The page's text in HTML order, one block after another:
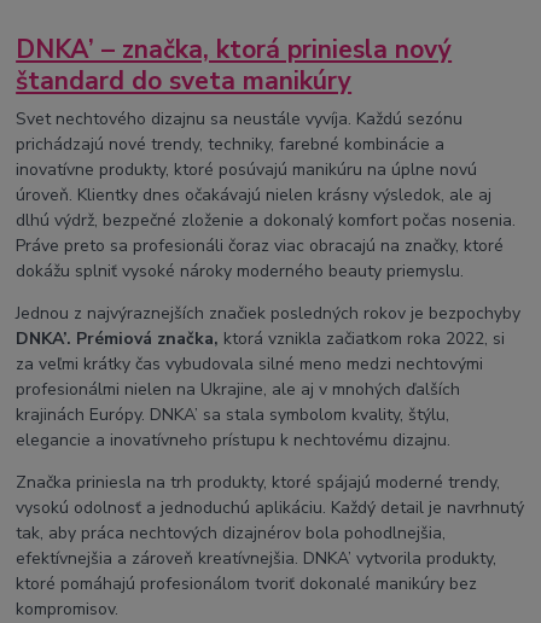
pleseň na nohách
pleseň na nechtoch
na plesnivé nechty
na mykózu
ako sa zbaviť plesne mykóza na nechtoch
demykomed
klotrimazol
clotrimazol plesnive nohy
ako odstranit plesen
ako odstranim plesen z nechtov
DNKA’ – značka, ktorá priniesla nový
štandard do sveta manikúry
Svet nechtového dizajnu sa neustále vyvíja. Každú sezónu
prichádzajú nové trendy, techniky, farebné kombinácie a
inovatívne produkty, ktoré posúvajú manikúru na úplne novú
úroveň. Klientky dnes očakávajú nielen krásny výsledok, ale aj
dlhú výdrž, bezpečné zloženie a dokonalý komfort počas nosenia.
Práve preto sa profesionáli čoraz viac obracajú na značky, ktoré
dokážu splniť vysoké nároky moderného beauty priemyslu.
Jednou z najvýraznejších značiek posledných rokov je bezpochyby
DNKA’. Prémiová značka, ktorá vznikla začiatkom roka 2022, si
za veľmi krátky čas vybudovala silné meno medzi nechtovými
profesionálmi nielen na Ukrajine, ale aj v mnohých ďalších
krajinách Európy. DNKA’ sa stala symbolom kvality, štýlu,
elegancie a inovatívneho prístupu k nechtovému dizajnu.
Značka priniesla na trh produkty, ktoré spájajú moderné trendy,
vysokú odolnosť a jednoduchú aplikáciu. Každý detail je navrhnutý
tak, aby práca nechtových dizajnérov bola pohodlnejšia,
efektívnejšia a zároveň kreatívnejšia. DNKA’ vytvorila produkty,
ktoré pomáhajú profesionálom tvoriť dokonalé manikúry bez
kompromisov.